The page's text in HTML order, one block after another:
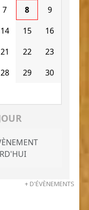
7 8
9
14 15
16
21 22
23
28 29
30
+ D'ÉVÈNEMENTS